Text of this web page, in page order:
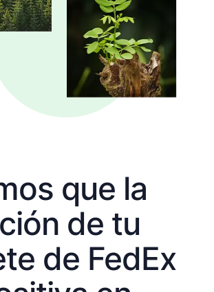
que la
de tu
de FedEx